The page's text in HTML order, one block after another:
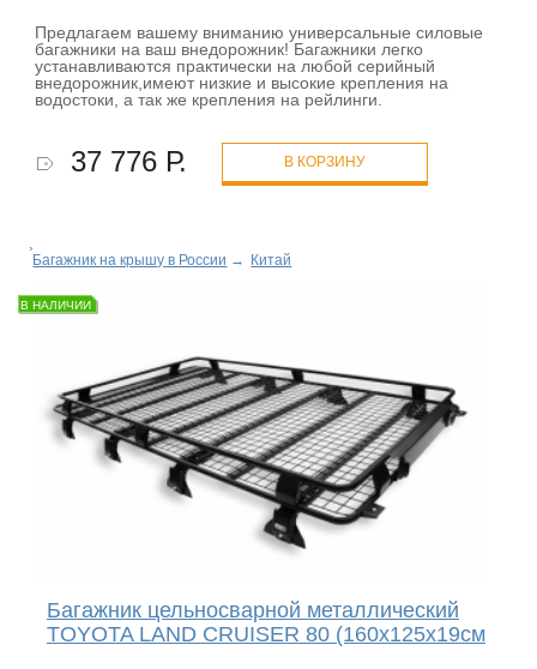
Предлагаем вашему вниманию универсальные силовые
багажники на ваш внедорожник! Багажники легко
устанавливаются практически на любой серийный
внедорожник,имеют низкие и высокие крепления на
водостоки, а так же крепления на рейлинги.
37 776 Р. В КОРЗИНУ
Багажник на крышу в России → Китай
В НАЛИЧИИ
Багажник цельносварной металлический
TOYOTA LAND CRUISER 80 (160x125x19см